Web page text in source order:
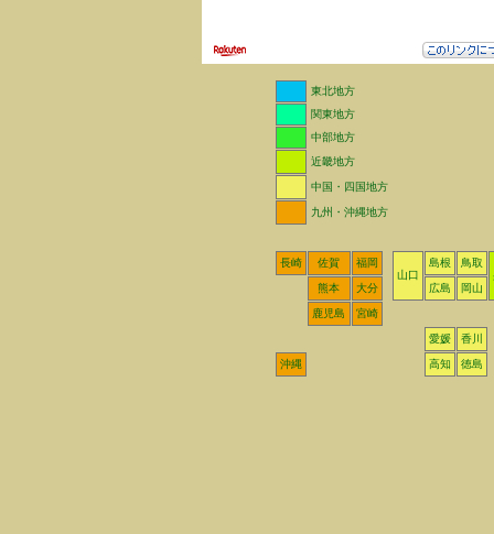
東北地方
関東地方
中部地方
近畿地方
中国・四国地方
九州・沖縄地方
長崎 佐賀
福岡
山口
島根
鳥取
熊本
大分 広島 岡山
鹿児島 宮崎
愛媛 香川
沖縄 高知 徳島